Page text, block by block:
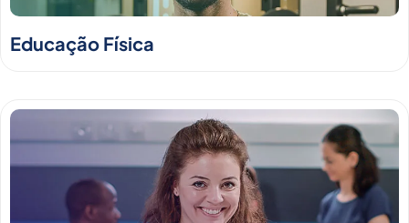
Educação Física